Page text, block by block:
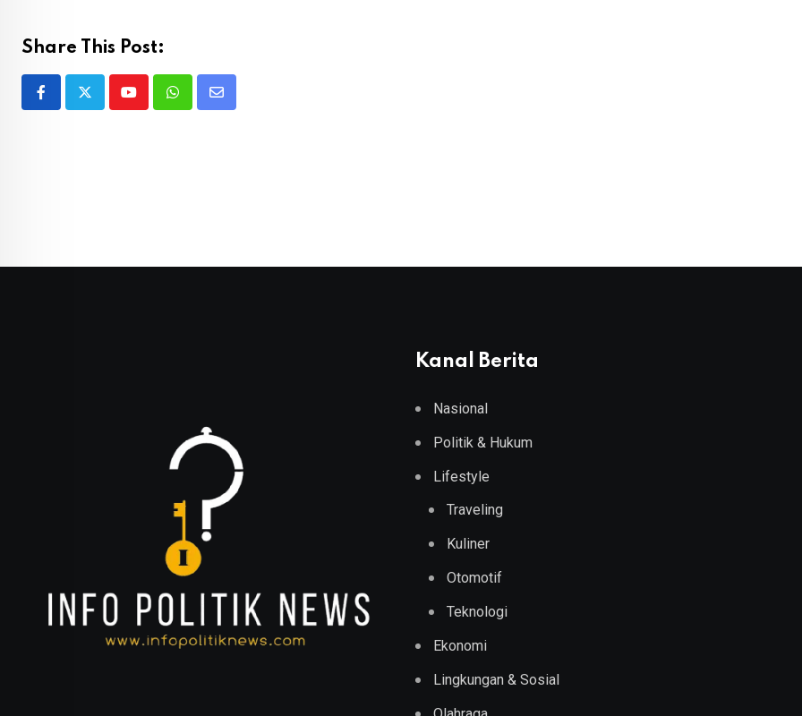
Share This Post:
YoutubeWhatsappShare
Kanal Berita
Nasional
Politik & Hukum
Lifestyle
Traveling
Kuliner
Otomotif
Teknologi
Ekonomi
Lingkungan & Sosial